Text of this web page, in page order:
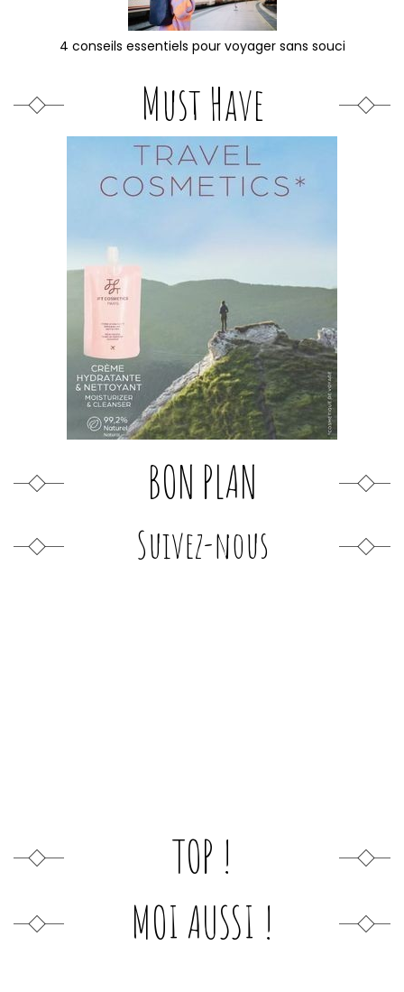
4 conseils essentiels pour voyager sans souci
Must Have
BON PLAN
Suivez-nous
TOP !
MOI AUSSI !